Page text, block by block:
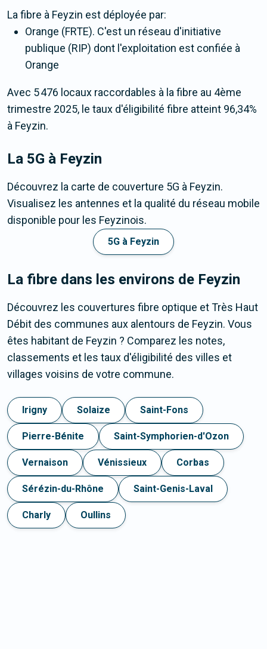
La fibre à Feyzin est déployée par:
Orange (FRTE). C'est un réseau d'initiative
publique (RIP) dont l'exploitation est confiée à
Orange
Avec 5 476 locaux raccordables à la fibre au 4ème
trimestre 2025, le taux d'éligibilité fibre atteint 96,34%
à Feyzin.
La 5G à Feyzin
Découvrez la carte de couverture 5G à Feyzin.
Visualisez les antennes et la qualité du réseau mobile
disponible pour les Feyzinois.
5G à Feyzin
La fibre dans les environs de Feyzin
Découvrez les couvertures fibre optique et Très Haut
Débit des communes aux alentours de Feyzin. Vous
êtes habitant de Feyzin ? Comparez les notes,
classements et les taux d'éligibilité des villes et
villages voisins de votre commune.
Irigny Solaize Saint-Fons
Pierre-Bénite Saint-Symphorien-d'Ozon
Vernaison Vénissieux Corbas
Sérézin-du-Rhône Saint-Genis-Laval
Charly Oullins